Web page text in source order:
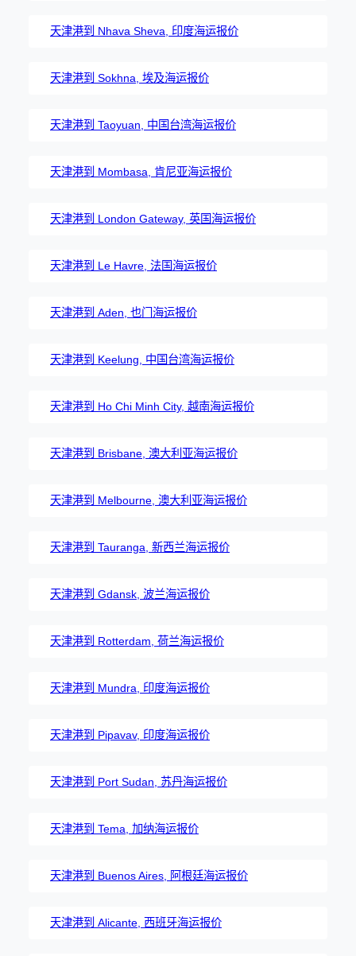
天津港到 Nhava Sheva, 印度海运报价
天津港到 Sokhna, 埃及海运报价
天津港到 Taoyuan, 中国台湾海运报价
天津港到 Mombasa, 肯尼亚海运报价
天津港到 London Gateway, 英国海运报价
天津港到 Le Havre, 法国海运报价
天津港到 Aden, 也门海运报价
天津港到 Keelung, 中国台湾海运报价
天津港到 Ho Chi Minh City, 越南海运报价
天津港到 Brisbane, 澳大利亚海运报价
天津港到 Melbourne, 澳大利亚海运报价
天津港到 Tauranga, 新西兰海运报价
天津港到 Gdansk, 波兰海运报价
天津港到 Rotterdam, 荷兰海运报价
天津港到 Mundra, 印度海运报价
天津港到 Pipavav, 印度海运报价
天津港到 Port Sudan, 苏丹海运报价
天津港到 Tema, 加纳海运报价
天津港到 Buenos Aires, 阿根廷海运报价
天津港到 Alicante, 西班牙海运报价